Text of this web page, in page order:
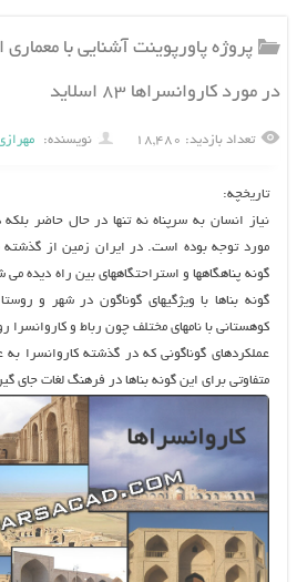
پروژه پاورپوینت آشنایی با معماری
در مورد کاروانسراها ۸۳ اسلاید
تعداد بازدید: ۱۸,۴۸۰ نویسنده:
تاريخچه:
نياز انسان به سرپناه نه تنها در حال حاضر
مورد توجه بوده است. در ايران زمين از گذشته
گونه پناهگاهها و استراحتگاههاي بين راه ديده
گونه بناها با ويژگيهاي گوناگون در شهر و
كوهستاني با نامهاي مختلف چون رباط و
عملكردهاي گوناگوني كه در گذشته كاروانسرا به
متفاوتي براي اين گونه بناها در فرهنگ لغات جاي